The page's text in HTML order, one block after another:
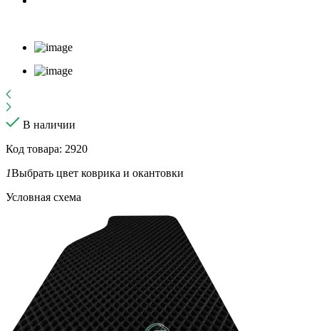
В наличии
Код товара: 2920
1Выбрать цвет коврика и окантовки
Условная схема